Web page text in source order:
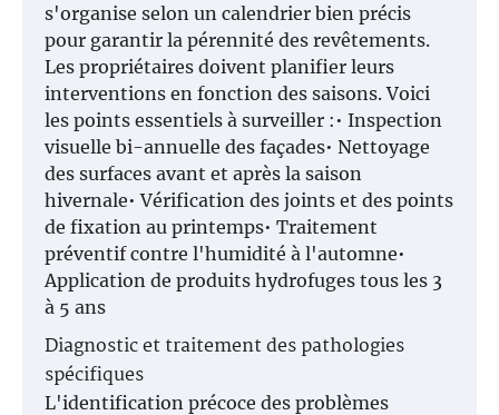
s'organise selon un calendrier bien précis
pour garantir la pérennité des revêtements.
Les propriétaires doivent planifier leurs
interventions en fonction des saisons. Voici
les points essentiels à surveiller :• Inspection
visuelle bi-annuelle des façades• Nettoyage
des surfaces avant et après la saison
hivernale• Vérification des joints et des points
de fixation au printemps• Traitement
préventif contre l'humidité à l'automne•
Application de produits hydrofuges tous les 3
à 5 ans
Diagnostic et traitement des pathologies
spécifiques
L'identification précoce des problèmes